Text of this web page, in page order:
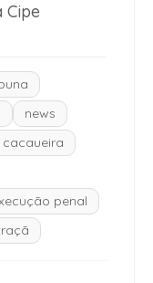
Cipe
news
penal